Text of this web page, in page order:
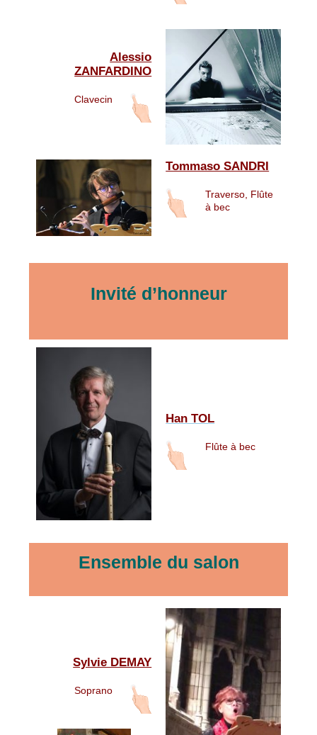
Alessio
ZANFARDINO
Clavecin
Tommaso SANDRI
Traverso, Flûte
à bec
Invité d’honneur
Han TOL
Flûte à bec
Ensemble du salon
Sylvie DEMAY
Soprano